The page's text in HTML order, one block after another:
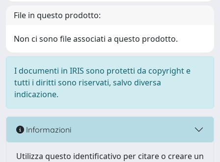
File in questo prodotto:
Non ci sono file associati a questo prodotto.
I documenti in IRIS sono protetti da copyright e
tutti i diritti sono riservati, salvo diversa
indicazione.
Informazioni
Utilizza questo identificativo per citare o creare un